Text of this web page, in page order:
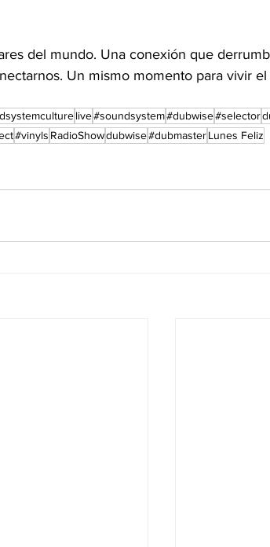
del mundo. Una conexión que
Un mismo momento para vivir
live#soundsystem#dubwise#selector
#vinyls RadioShowdubwise#dubmasterLunes Feliz